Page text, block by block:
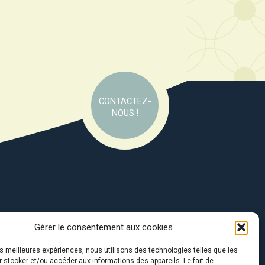
Gérer le consentement aux cookies
meilleures expériences, nous utilisons des technologies telles que les
stocker et/ou accéder aux informations des appareils. Le fait de
CONTACTEZ-
NOUS !
soutien de :